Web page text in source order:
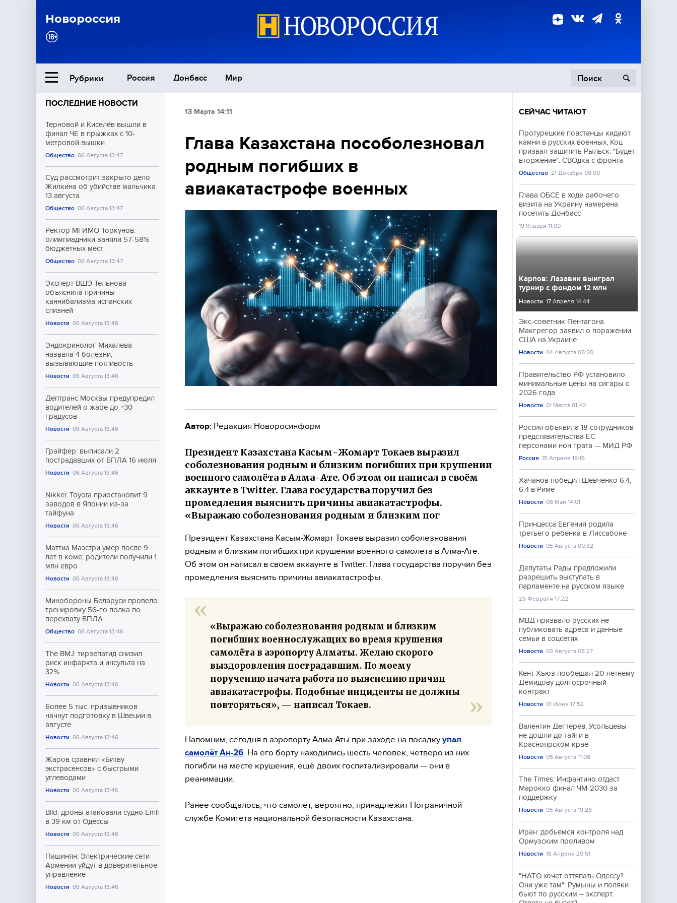
Новороссия
Рубрики Россия Донбасс Мир
Ближний Восток
Общество
Экономика
Происшествия
Культура
ПОСЛЕДНИЕ НОВОСТИ
Терновой и Киселёв вышли в
финал ЧЕ в прыжках с 10-
метровой вышки
Общество 06 Августа 13:47
Суд рассмотрит закрыто дело
Жилкина об убийстве мальчика
13 августа
Общество 06 Августа 13:47
Ректор МГИМО Торкунов:
олимпиадники заняли 57-58%
бюджетных мест
Общество 06 Августа 13:47
Эксперт ВШЭ Тельнова
объяснила причины
каннибализма испанских
слизней
Новости 06 Августа 13:46
Эндокринолог Михалева
назвала 4 болезни,
вызывающие потливость
Новости 06 Августа 13:46
Дептранс Москвы предупредил
водителей о жаре до +30
градусов
Новости 06 Августа 13:46
Грайфер: выписали 2
пострадавших от БПЛА 16 июля
Новости 06 Августа 13:46
Nikkei: Toyota приостановит 9
заводов в Японии из-за
тайфуна
Новости 06 Августа 13:46
Маттиа Маэстри умер после 9
лет в коме; родители получили 1
млн евро
Новости 06 Августа 13:46
Минобороны Беларуси провело
тренировку 56-го полка по
перехвату БПЛА
Общество 06 Августа 13:46
The BMJ: тирзепатид снизил
риск инфаркта и инсульта на
32%
Новости 06 Августа 13:46
Более 5 тыс. призывников
начнут подготовку в Швеции в
августе
Новости 06 Августа 13:46
Жаров сравнил «Битву
экстрасенсов» с быстрыми
углеводами
Новости 06 Августа 13:46
Bild: дроны атаковали судно Emil
в 39 км от Одессы
Новости 06 Августа 13:46
Пашинян: Электрические сети
Армении уйдут в доверительное
управление
Новости 06 Августа 13:46
13 Марта 14:11
Глава Казахстана пособолезновал
родным погибших в
авиакатастрофе военных
Автор: Редакция Новоросинформ
Президент Казахстана Касым-Жомарт Токаев выразил
соболезнования родным и близким погибших при крушении
военного самолёта в Алма-Ате. Об этом он написал в своём
аккаунте в Twitter. Глава государства поручил без
промедления выяснить причины авиакатастрофы.
«Выражаю соболезнования родным и близким пог
Президент Казахстана Касым-Жомарт Токаев выразил соболезнования
родным и близким погибших при крушении военного самолёта в Алма-Ате.
Об этом он написал в своём аккаунте в Twitter. Глава государства поручил без
промедления выяснить причины авиакатастрофы.
«Выражаю соболезнования родным и близким
погибших военнослужащих во время крушения
самолёта в аэропорту Алматы. Желаю скорого
выздоровления пострадавшим. По моему
поручению начата работа по выяснению причин
авиакатастрофы. Подобные инциденты не должны
повторяться», — написал Токаев.
Напомним, сегодня в аэропорту Алма-Аты при заходе на посадку упал
самолёт Ан-26 . На его борту находились шесть человек, четверо из них
погибли на месте крушения, ещё двоих госпитализировали — они в
реанимации.
Ранее сообщалось, что самолёт, вероятно, принадлежит Пограничной
службе Комитета национальной безопасности Казахстана.
СЕЙЧАС ЧИТАЮТ
Протурецкие повстанцы кидают
камни в русских военных, Коц
призвал защитить Рыльск: "Будет
вторжение": СВОдка с фронта
Общество 21 Декабря 09:00
Глава ОБСЕ в ходе рабочего
визита на Украину намерена
посетить Донбасс
19 Января 11:00
Карпов: Лазавик выиграл
турнир с фондом 12 млн
Новости 17 Апреля 14:44
Экс-советник Пентагона
Макгрегор заявил о поражении
США на Украине
Новости 04 Августа 06:20
Правительство РФ установило
минимальные цены на сигары с
2026 года
Новости 01 Марта 01:40
Россия объявила 18 сотрудников
представительства ЕС
персонами нон грата — МИД РФ
Россия 15 Апреля 19:16
Хачанов победил Шевченко 6:4,
6:4 в Риме
Новости 08 Мая 14:01
Принцесса Евгения родила
третьего ребенка в Лиссабоне
Новости 05 Августа 00:32
Депутаты Рады предложили
разрешить выступать в
парламенте на русском языке
25 Февраля 17:22
МВД призвало русских не
публиковать адреса и данные
семьи в соцсетях
Новости 03 Августа 03:27
Кент Хьюз пообещал 20-летнему
Демидову долгосрочный
контракт
Новости 01 Июня 17:52
Валентин Дегтерев: Усольцевы
не дошли до тайги в
Красноярском крае
Новости 05 Августа 11:08
The Times: Инфантино отдаст
Марокко финал ЧМ-2030 за
поддержку
Новости 05 Августа 19:26
Иран: добьёмся контроля над
Ормузским проливом
Новости 18 Апреля 20:51
"НАТО хочет оттяпать Одессу?
Они уже там": Румыны и поляки
бьют по русским – эксперт.